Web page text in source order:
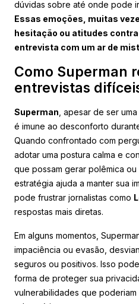
dúvidas sobre até onde pode
Essas emoções, muitas
hesitação ou atitudes
entrevista com um ar de
Como Superman
entrevistas
Superman, apesar de ser
é imune ao desconforto
Quando confrontado com
adotar uma postura calma e
que possam gerar polêmica ou
estratégia ajuda a manter sua
pode frustrar jornalistas como
respostas mais diretas.
Em alguns momentos,
impaciência ou evasão,
seguros ou positivos. Isso
forma de proteger sua
vulnerabilidades que